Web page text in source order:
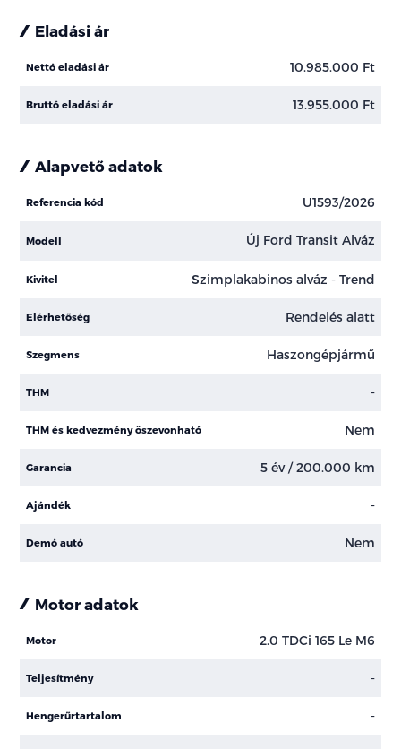
Eladási ár
Nettó eladási ár 10.985.000 Ft
Bruttó eladási ár 13.955.000 Ft
Alapvető adatok
Referencia kód U1593/2026
Modell Új Ford Transit Alváz
Kivitel Szimplakabinos alváz - Trend
Elérhetőség Rendelés alatt
Szegmens Haszongépjármű
THM -
THM és kedvezmény öszevonható Nem
Garancia 5 év / 200.000 km
Ajándék -
Demó autó Nem
Motor adatok
Motor 2.0 TDCi 165 Le M6
Teljesítmény -
Hengerűrtartalom -